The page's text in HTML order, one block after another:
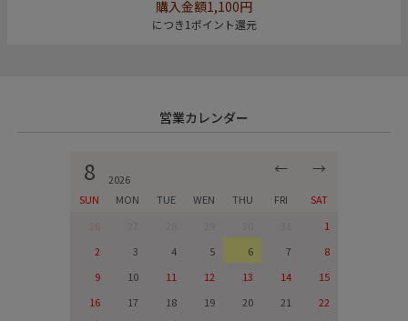
購入金額1,100円
につき1ポイント還元
営業カレンダー
8 2026
← →
SUN MON TUE WEN THU FRI
SAT
1
2
3 4 5 6 7
8
9
10 11 12 13 14
15
16
17 18 19 20 21
22